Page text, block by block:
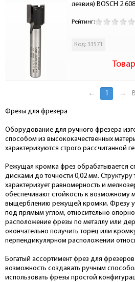
лезвия) BOSCH
Рейтинг:
Код: 33571
← 1 →
Фрезы для фрезера
Оборудование для ручного фрезера
способом из высококачественных
характеризуются строго рассчитанной
Режущая кромка фрез обрабатывается
дисками до точности 0,02 мм. Структуру
характеризует равномерность и
обеспечивают стойкость к возможному
выщерблению режущей кромки. Фрезу
под прямым углом, относительно
расположение фрезы по металлу или
окончательно получить торец или
перпендикулярном расположении
Богатый ассортимент фрез для
возможность создавать ручным
использовать фрезы простой